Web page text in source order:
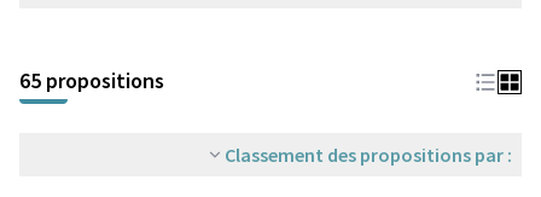
+
−
65 propositions
Classement des propositions par :